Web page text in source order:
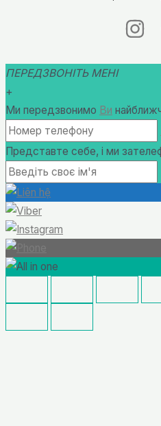
ПЕРЕДЗВОНІТЬ МЕНІ
+
Ми передзвонимо Ви
Представте себе, і ми